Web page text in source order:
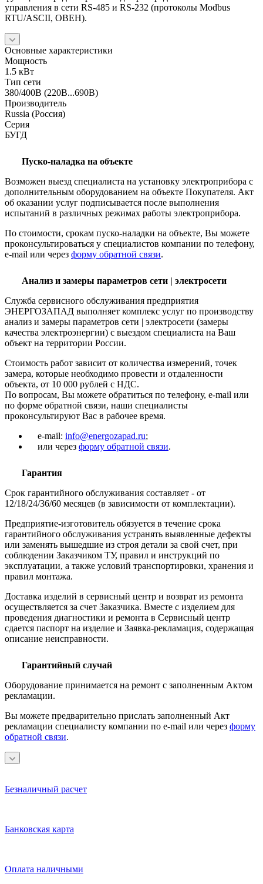
управления в сети RS-485 и RS-232 (протоколы Modbus
RTU/ASCII, ОВЕН).
Основные характеристики
Мощность
1.5 кВт
Тип сети
380/400В (220В...690В)
Производитель
Russia (Россия)
Серия
БУГД
Пуско-наладка на объекте
Возможен выезд специалиста на установку электроприбора с
дополнительным оборудованием на объекте Покупателя. Акт
об оказании услуг подписывается после выполнения
испытаний в различных режимах работы электроприбора.
По стоимости, срокам пуско-наладки на объекте, Вы можете
проконсультироваться у специалистов компании по телефону,
e-mail или через форму обратной связи.
Анализ и замеры параметров сети | электросети
Служба сервисного обслуживания предприятия
ЭНЕРГОЗАПАД выполняет комплекс услуг по производству
анализ и замеры параметров сети | электросети (замеры
качества электроэнергии) с выездом специалиста на Ваш
объект на территории России.
Стоимость работ зависит от количества измерений, точек
замера, которые необходимо провести и отдаленности
объекта, от 10 000 рублей с НДС.
По вопросам, Вы можете обратиться по телефону, e-mail или
по форме обратной связи, наши специалисты
проконсультируют Вас в рабочее время.
e-mail: info@energozapad.ru;
или через форму обратной связи.
Гарантия
Срок гарантийного обслуживания составляет - от
12/18/24/36/60 месяцев (в зависимости от комплектации).
Предприятие-изготовитель обязуется в течение срока
гарантийного обслуживания устранять выявленные дефекты
или заменять вышедшие из строя детали за свой счет, при
соблюдении Заказчиком ТУ, правил и инструкций по
эксплуатации, а также условий транспортировки, хранения и
правил монтажа.
Доставка изделий в сервисный центр и возврат из ремонта
осуществляется за счет Заказчика. Вместе с изделием для
проведения диагностики и ремонта в Сервисный центр
сдается паспорт на изделие и Заявка-рекламация, содержащая
описание неисправности.
Гарантийный случай
Оборудование принимается на ремонт с заполненным Актом
рекламации.
Вы можете предварительно прислать заполненный Акт
рекламации специалисту компании по e-mail или через форму
обратной связи.
Безналичный расчет
Банковская карта
Оплата наличными